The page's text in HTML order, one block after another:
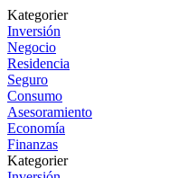
Kategorier
Inversión
Negocio
Residencia
Seguro
Consumo
Asesoramiento
Economía
Finanzas
Kategorier